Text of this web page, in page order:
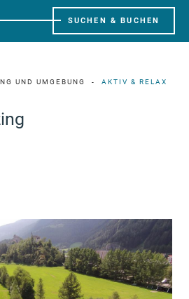
SUCHEN & BUCHEN
UND UMGEBUNG AKTIV & RELAX